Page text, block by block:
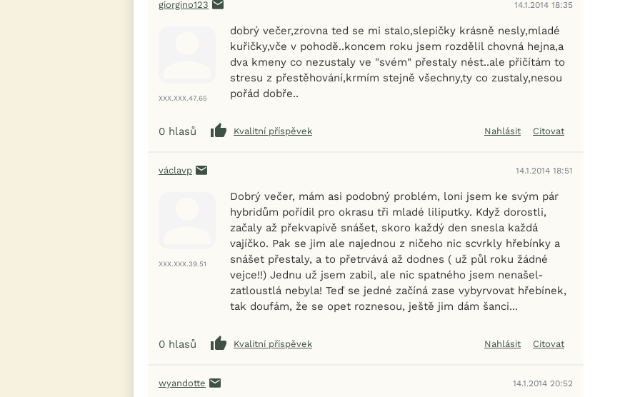
giorgino123 14.1.2014 18:35
XXX.XXX.47.65
dobrý večer,zrovna ted se mi stalo,slepičky krásně nesly,mladé
kuřičky,vče v pohodě..koncem roku jsem rozdělil chovná hejna,a
dva kmeny co nezustaly ve "svém" přestaly nést..ale přičítám to
stresu z přestěhování,krmím stejně všechny,ty co zustaly,nesou
pořád dobře..
0 hlasů Kvalitní příspěvek Nahlásit Citovat
václavp 14.1.2014 18:51
XXX.XXX.39.51
Dobrý večer, mám asi podobný problém, loni jsem ke svým pár
hybridům pořídil pro okrasu tři mladé liliputky. Když dorostli,
začaly až překvapivě snášet, skoro každý den snesla každá
vajíčko. Pak se jim ale najednou z ničeho nic scvrkly hřebínky a
snášet přestaly, a to přetrvává až dodnes ( už půl roku žádné
vejce!!) Jednu už jsem zabil, ale nic spatného jsem nenašel-
zatloustlá nebyla! Teď se jedné začíná zase vybyrvovat hřebínek,
tak doufám, že se opet roznesou, ještě jim dám šanci...
0 hlasů Kvalitní příspěvek Nahlásit Citovat
wyandotte 14.1.2014 20:52